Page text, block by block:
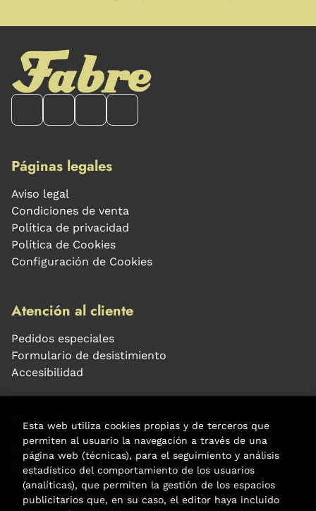
Páginas legales
Aviso legal
Condiciones de venta
Política de privacidad
Política de Cookies
Configuración de Cookies
Atención al cliente
Pedidos especiales
Formulario de desistimiento
Accesibilidad
Puede interesarte
Noticias
Agenda
Esta web utiliza cookies propias y de terceros que
permiten al usuario la navegación a través de una
página web (técnicas), para el seguimiento y análisis
estadístico del comportamiento de los usuarios
(analíticas), que permiten la gestión de los espacios
publicitarios que, en su caso, el editor haya incluido